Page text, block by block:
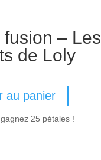
fusion – Les
de Loly
au panier
25 pétales !